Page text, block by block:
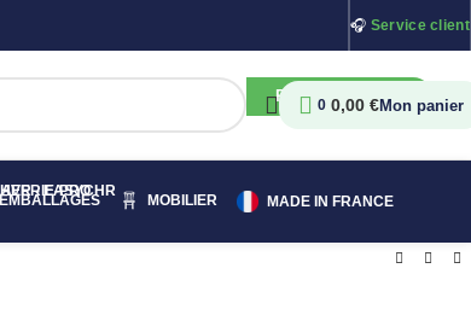
🎧 Service client
RECHERCHER
0 0,00 €
MOBILIER MADE IN FRANCE